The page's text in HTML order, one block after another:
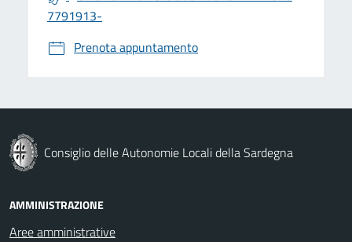
7791913-
Prenota appuntamento
Consiglio delle Autonomie Locali della Sardegna
AMMINISTRAZIONE
Aree amministrative